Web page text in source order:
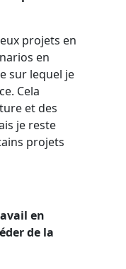
projets en
en
sur lequel je
Cela
et des
je reste
projets
en
de la